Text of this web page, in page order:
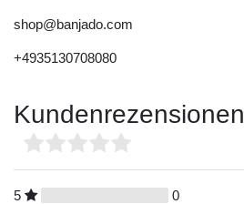
shop@banjado.com
+4935130708080
Kundenrezensionen
5
0